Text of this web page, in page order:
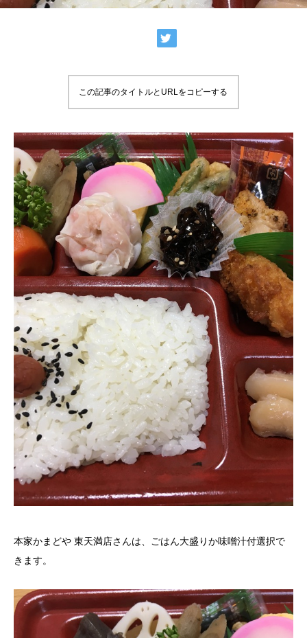
この記事のタイトルとURLをコピーする
本家かまどや 東天満店さんは、ごはん大盛りか味噌汁付選択で
きます。